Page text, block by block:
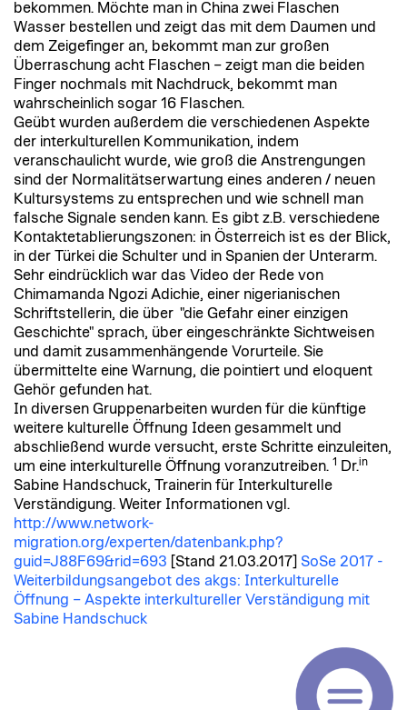
bekommen. Möchte man in China zwei Flaschen
Wasser bestellen und zeigt das mit dem Daumen und
dem Zeigefinger an, bekommt man zur großen
Überraschung acht Flaschen – zeigt man die beiden
Finger nochmals mit Nachdruck, bekommt man
wahrscheinlich sogar 16 Flaschen.
Geübt wurden außerdem die verschiedenen Aspekte
der interkulturellen Kommunikation, indem
veranschaulicht wurde, wie groß die Anstrengungen
sind der Normalitätserwartung eines anderen / neuen
Kultursystems zu entsprechen und wie schnell man
falsche Signale senden kann. Es gibt z.B. verschiedene
Kontaktetablierungszonen: in Österreich ist es der Blick,
in der Türkei die Schulter und in Spanien der Unterarm.
Sehr eindrücklich war das Video der Rede von
Chimamanda Ngozi Adichie, einer nigerianischen
Schriftstellerin, die über "die Gefahr einer einzigen
Geschichte" sprach, über eingeschränkte Sichtweisen
und damit zusammenhängende Vorurteile. Sie
übermittelte eine Warnung, die pointiert und eloquent
Gehör gefunden hat.
In diversen Gruppenarbeiten wurden für die künftige
weitere kulturelle Öffnung Ideen gesammelt und
abschließend wurde versucht, erste Schritte einzuleiten,
um eine interkulturelle Öffnung voranzutreiben. 1 Dr.in
Sabine Handschuck, Trainerin für Interkulturelle
Verständigung. Weiter Informationen vgl.
http://www.network-
migration.org/experten/datenbank.php?
guid=J88F69&rid=693 [Stand 21.03.2017] SoSe 2017 -
Weiterbildungsangebot des akgs: Interkulturelle
Öffnung – Aspekte interkultureller Verständigung mit
Sabine Handschuck